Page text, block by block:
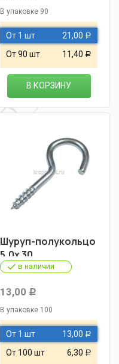
В упаковке 90
От 1 шт 21,00 Р
От 90 шт 11,40 Р
В КОРЗИНУ
Шуруп-полукольцо
5,0х 30
в наличии
13,00 Р
В упаковке 100
От 1 шт 13,00 Р
От 100 шт 6,30 Р